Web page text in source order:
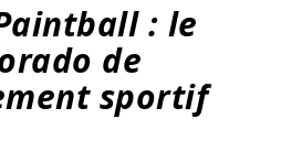
: le
de
sportif